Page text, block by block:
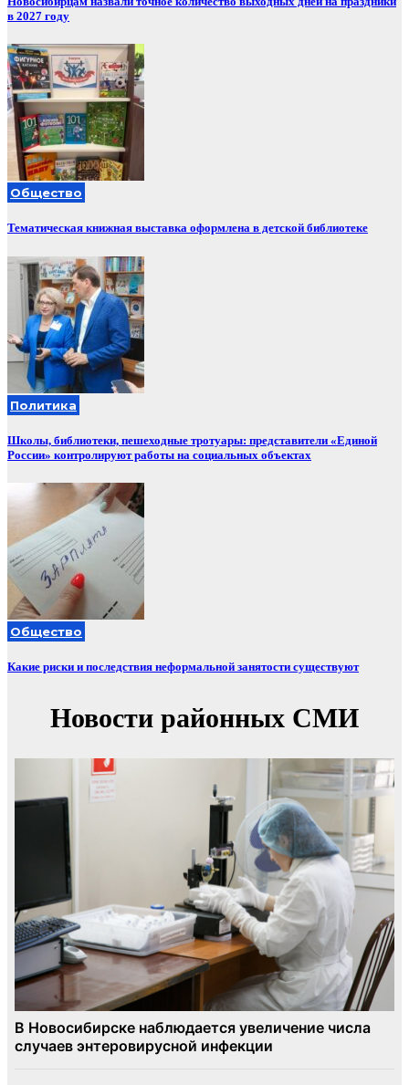
в 2027 году
Общество
Тематическая книжная выставка оформлена в детской библиотеке
Политика
Школы, библиотеки, пешеходные тротуары: представители «Единой
России» контролируют работы на социальных объектах
Общество
Какие риски и последствия неформальной занятости существуют